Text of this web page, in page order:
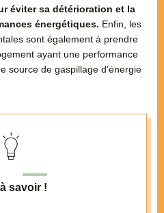
éviter sa détérioration et la
énergétiques. Enfin, les
sont également à prendre
ayant une performance
source de gaspillage d’énergie
savoir !